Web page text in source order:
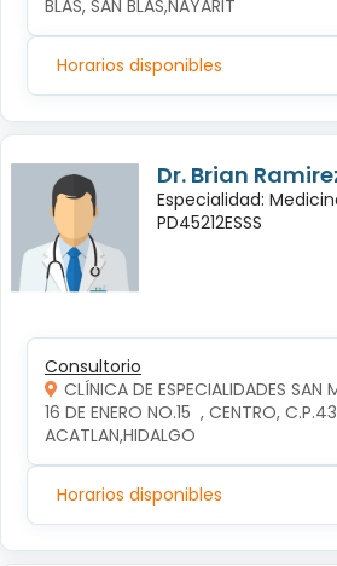
BLAS, SAN BLAS,NAYARIT
Horarios disponibles
Dr. Brian
Especialidad:
PD45212ESSS
Consultorio
CLÍNICA DE ESPECIALIDADES SAN
16 DE ENERO NO.15  , CENTRO,
ACATLAN,HIDALGO
Horarios disponibles